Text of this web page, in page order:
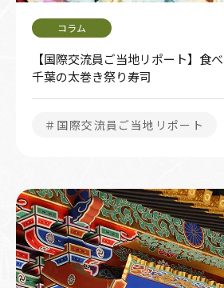
【国際交流員ご当地リポート】食
千葉の太巻き祭り寿司
＃国際交流員ご当地リポート